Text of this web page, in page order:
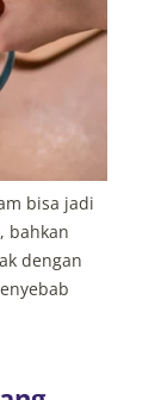
bisa jadi
bahkan
dengan